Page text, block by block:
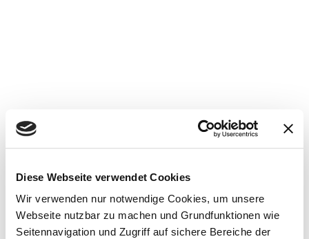
Diese Webseite verwendet Cookies
Wir verwenden nur notwendige Cookies, um unsere
Webseite nutzbar zu machen und Grundfunktionen wie
Seitennavigation und Zugriff auf sichere Bereiche der